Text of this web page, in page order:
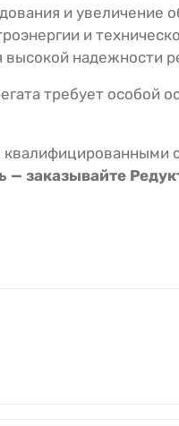
и увеличение
и
надежности
требует
— заказывайте